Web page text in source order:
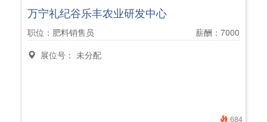
684
万宁礼纪谷乐丰农业研发中心
职位：肥料销售员
薪酬：7000
展位号： 未分配